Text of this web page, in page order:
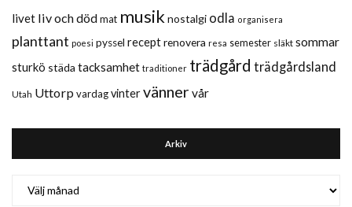
livet liv och dödmat musik nostalgi odla organisera
planttant poesi pyssel receptrenovera resa semester släkt sommar
sturkö städa tacksamhet traditioner trädgård trädgårdsland
Utah Uttorp vardagvintervänner vår
Arkiv